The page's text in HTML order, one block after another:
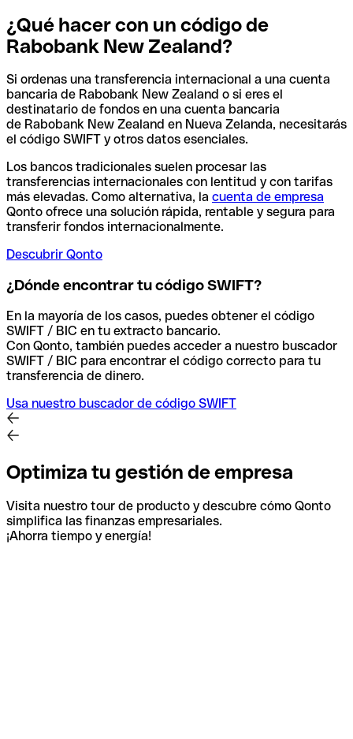
¿Qué hacer con un código de
Rabobank New Zealand?
Si ordenas una transferencia internacional a una cuenta
bancaria de Rabobank New Zealand o si eres el
destinatario de fondos en una cuenta bancaria
de Rabobank New Zealand en Nueva Zelanda, necesitarás
el código SWIFT y otros datos esenciales.
Los bancos tradicionales suelen procesar las
transferencias internacionales con lentitud y con tarifas
más elevadas. Como alternativa, la cuenta de empresa
Qonto ofrece una solución rápida, rentable y segura para
transferir fondos internacionalmente.
Descubrir Qonto
¿Dónde encontrar tu código SWIFT?
En la mayoría de los casos, puedes obtener el código
SWIFT / BIC en tu extracto bancario.
Con Qonto, también puedes acceder a nuestro buscador
SWIFT / BIC para encontrar el código correcto para tu
transferencia de dinero.
Usa nuestro buscador de código SWIFT
Optimiza tu gestión de empresa
Visita nuestro tour de producto y descubre cómo Qonto
simplifica las finanzas empresariales.
¡Ahorra tiempo y energía!